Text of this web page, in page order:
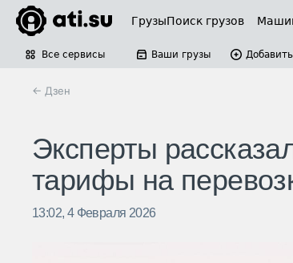
ГрузыПоиск грузов
Все сервисы Ваши грузы
← Дзен
Эксперты
тарифы на
13:02, 4 Февраля 2026